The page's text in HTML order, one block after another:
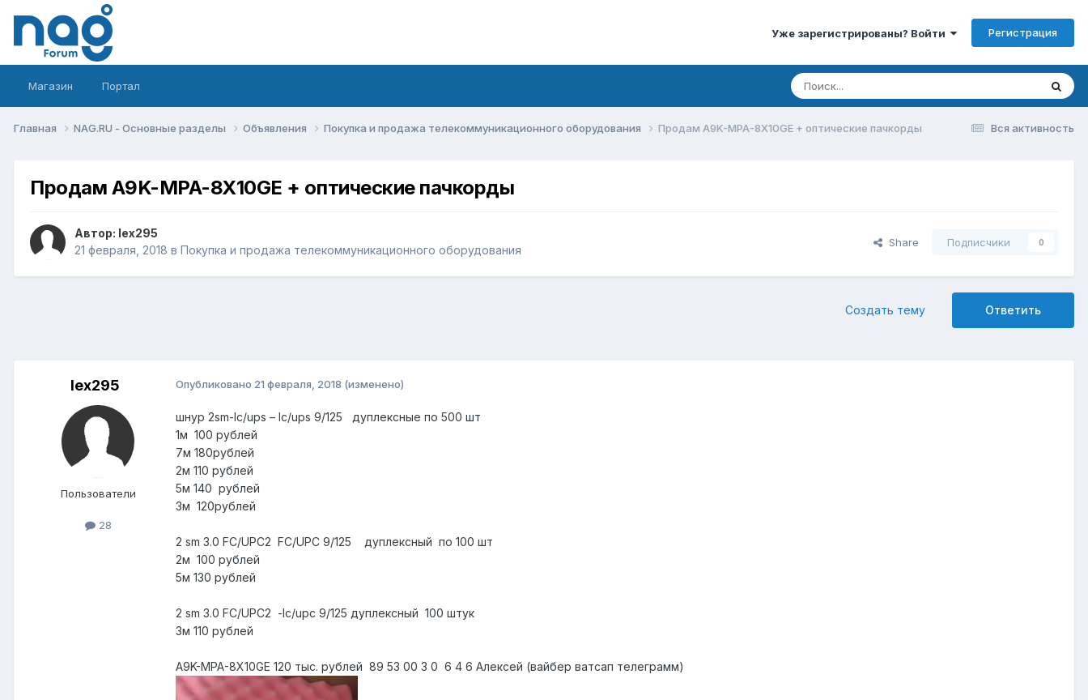
Уже зарегистрированы? Войти Регистрация
Магазин Портал
Вся активность
Главная NAG.RU - Основные разделы Объявления Покупка и продажа телекоммуникационного оборудования Продам A9K-MPA-8X10GE + оптические пачкорды
Продам A9K-MPA-8X10GE + оптические пачкорды
Автор: lex295
21 февраля, 2018 в Покупка и продажа телекоммуникационного оборудования
Share Подписчики 0
Ответить
Создать тему
lex295
Пользователи
28
Опубликовано 21 февраля, 2018 (изменено)
шнур 2sm-lc/ups – lc/ups 9/125
дуплексные по 500 шт
1м 100 рублей
7м 180рублей
2м 110 рублей
5м 140 рублей
3м 120рублей
2 sm 3.0 FC/UPC2 FC/UPC 9/125 дуплексный по 100 шт
2м 100 рублей
5м 130 рублей
2 sm 3.0 FC/UPC2 -lc/upc 9/125 дуплексный 100 штук
3м 110 рублей
A9K-MPA-8X10GE 120 тыс. рублей 89 53 00 3 0 6 4 6 Алексей (вайбер ватсап телеграмм)